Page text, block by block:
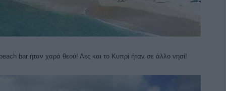
bar ήταν χαρά θεού! Λες και το Κυπρί ήταν σε άλλο νησί!